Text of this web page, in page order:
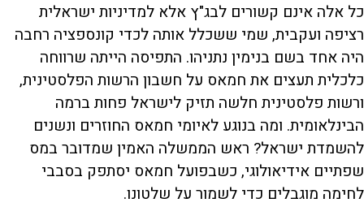
כל אלה אינם קשורים לבג"ץ אלא למדיניות ישראלית
רציפה ועקבית, שמי ששכלל אותה לכדי קונספציה רחבה
היה אחד בשם בנימין נתניהו. התפיסה הייתה שרווחה
כלכלית תעצים את חמאס על חשבון הרשות הפלסטינית,
ורשות פלסטינית חלשה תזיק לישראל פחות ברמה
הבינלאומית. ומה בנוגע לאיומי חמאס החוזרים ונשנים
להשמדת ישראל? ראש הממשלה האמין שמדובר במס
שפתיים אידיאולוגי, כשבפועל חמאס יסתפק בסבבי
לחימה מוגבלים כדי לשמור על שלטונו.